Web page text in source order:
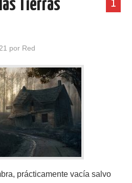
1
Tierras
por Red
prácticamente vacía salvo